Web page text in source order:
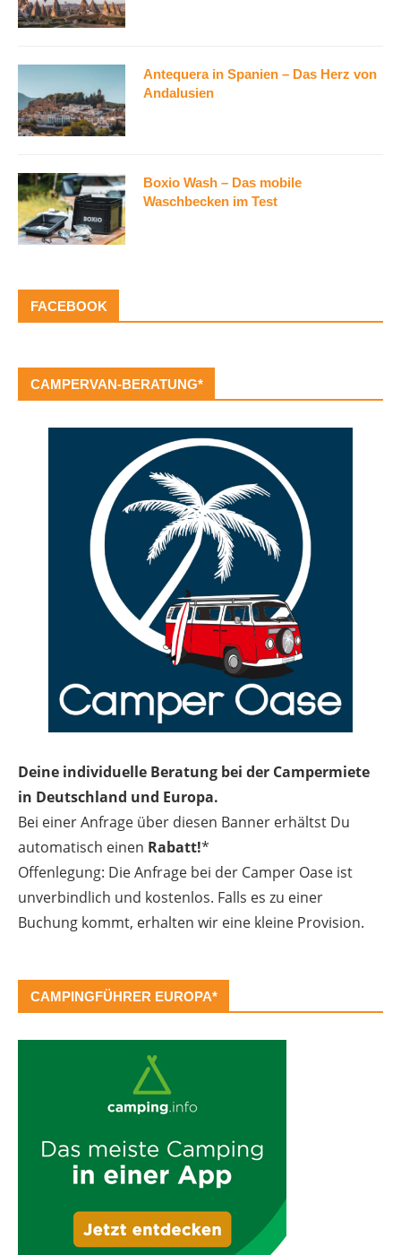
Antequera in Spanien – Das Herz von
Andalusien
Boxio Wash – Das mobile
Waschbecken im Test
FACEBOOK
CAMPERVAN-BERATUNG*
Deine individuelle Beratung bei der Campermiete
in Deutschland und Europa.
Bei einer Anfrage über diesen Banner erhältst Du
automatisch einen Rabatt!*
Offenlegung: Die Anfrage bei der Camper Oase ist
unverbindlich und kostenlos. Falls es zu einer
Buchung kommt, erhalten wir eine kleine Provision.
CAMPINGFÜHRER EUROPA*